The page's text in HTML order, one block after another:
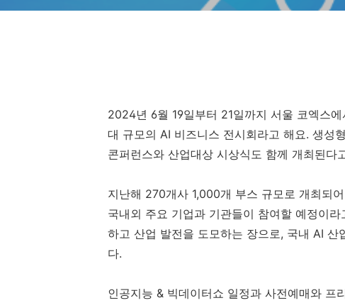
2024년 6월 19일부터 21일까지 서울 코엑스
대 규모의 AI 비즈니스 전시회라고 해요. 생성
콘퍼런스와 산업대상 시상식도 함께 개최된다
지난해 270개사 1,000개 부스 규모로 개최되
국내외 주요 기업과 기관들이 참여할 예정이
하고 산업 발전을 도모하는 장으로, 국내 AI
다.
인공지능 & 빅데이터쇼 일정과 사전예매와 프